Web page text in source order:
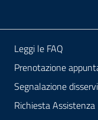
Leggi le FAQ
Prenotazione
Segnalazione
Richiesta Assistenza